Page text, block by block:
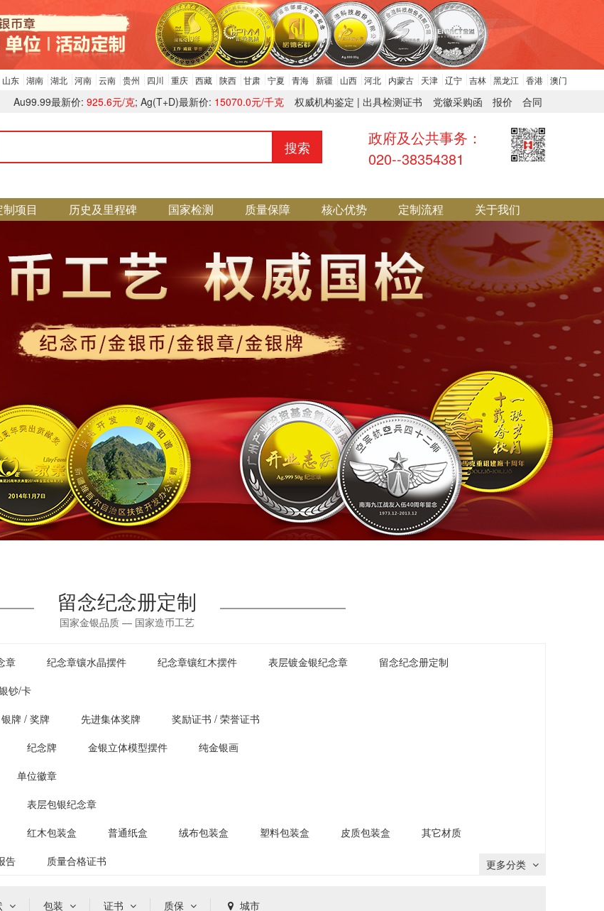
山东 湖南 湖北 河南 云南 贵州 四川 重庆 西藏 陕西 甘肃 宁夏 青海 新疆 山西 河北 内蒙古 天津 辽宁 吉林 黑龙江 香港 澳门
党徽采购函 报价 合同
权威机构鉴定 | 出具检测证书
Au99.99最新价: 925.6元/克; Ag(T+D)最新价: 15070.0元/千克
搜索
政府及公共事务：
020--38354381
制项目 历史及里程碑 国家检测 质量保障 核心优势 定制流程 关于我们
留念纪念册定制
国家金银品质 — 国家造币工艺
章 纪念章镶水晶摆件 纪念章镶红木摆件 表层镀金银纪念章
留念纪念册定制
钞/卡
牌 / 奖牌 先进集体奖牌
奖励证书 / 荣誉证书
纪念牌 金银立体模型摆件
纯金银画
单位徽章
表层包银纪念章
红木包装盒 普通纸盒 绒布包装盒 塑料包装盒 皮质包装盒
其它材质
告 质量合格证书 更多分类
包装 证书 质保 城市